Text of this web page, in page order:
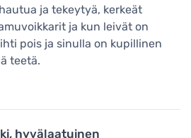
ja tekeytyä, kerkeät
ja kun leivät on
pois ja sinulla on kupillinen
teetä.
hyvälaatuinen